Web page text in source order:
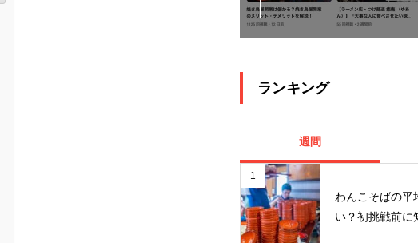
ランキング
週間
1
わんこそばの平
い？初挑戦前に